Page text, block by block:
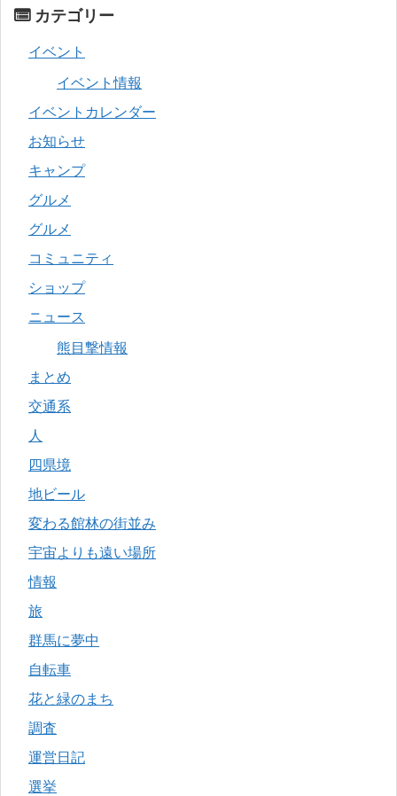
カテゴリー
イベント
イベント情報
イベントカレンダー
お知らせ
キャンプ
グルメ
グルメ
コミュニティ
ショップ
ニュース
熊目撃情報
まとめ
交通系
人
四県境
地ビール
変わる館林の街並み
宇宙よりも遠い場所
情報
旅
群馬に夢中
自転車
花と緑のまち
調査
運営日記
選挙